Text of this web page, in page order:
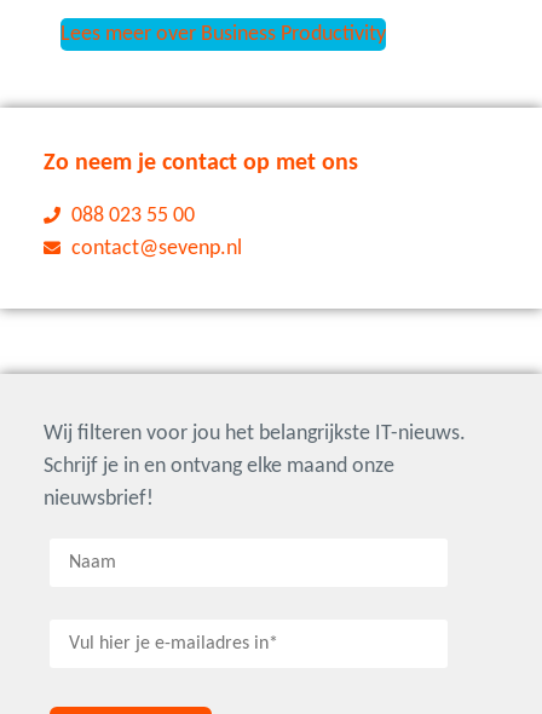
Lees meer over Business Productivity
Zo neem je contact op met ons
088 023 55 00
contact@sevenp.nl
Wij filteren voor jou het belangrijkste IT-nieuws.
Schrijf je in en ontvang elke maand onze
nieuwsbrief!